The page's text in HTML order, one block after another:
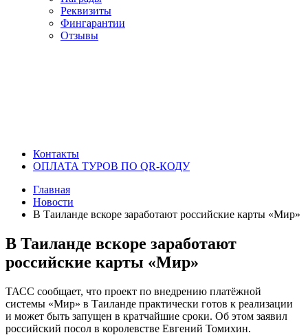
Реквизиты
Фингарантии
Отзывы
Контакты
ОПЛАТА ТУРОВ ПО QR-КОДУ
Главная
Новости
В Таиланде вскоре заработают российские карты «Мир»
В Таиланде вскоре заработают
российские карты «Мир»
ТАСС сообщает, что проект по внедрению платёжной
системы «Мир» в Таиланде практически готов к реализации
и может быть запущен в кратчайшие сроки. Об этом заявил
российский посол в королевстве Евгений Томихин.